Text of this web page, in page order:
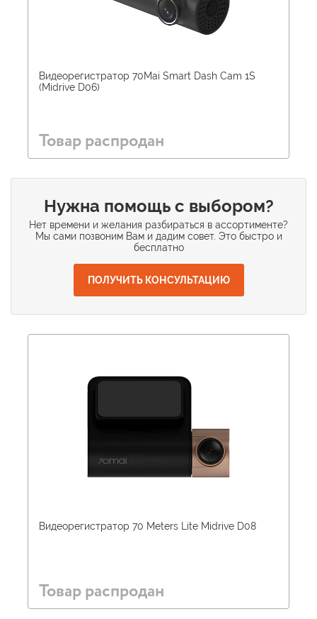
Видеорегистратор 70Mai Smart Dash Cam 1S
(Midrive D06)
Товар распродан
Нужна помощь с выбором?
Нет времени и желания разбираться в ассортименте?
Мы сами позвоним Вам и дадим совет. Это быстро и
бесплатно
ПОЛУЧИТЬ КОНСУЛЬТАЦИЮ
Видеорегистратор 70 Meters Lite Midrive D08
Товар распродан